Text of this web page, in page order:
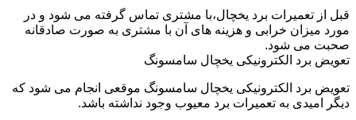
قبل از تعمیرات برد یخچال،با مشتری تماس گرفته می شود و در
مورد میزان خرابی و هزینه های آن با مشتری به صورت صادقانه
صحبت می شود.
تعویض برد الکترونیکی یخچال سامسونگ
تعویض برد الکترونیکی یخچال سامسونگ موقعی انجام می شود که
دیگر امیدی به تعمیرات برد معیوب وجود نداشته باشد.